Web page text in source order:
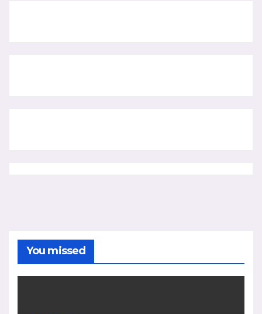
You missed